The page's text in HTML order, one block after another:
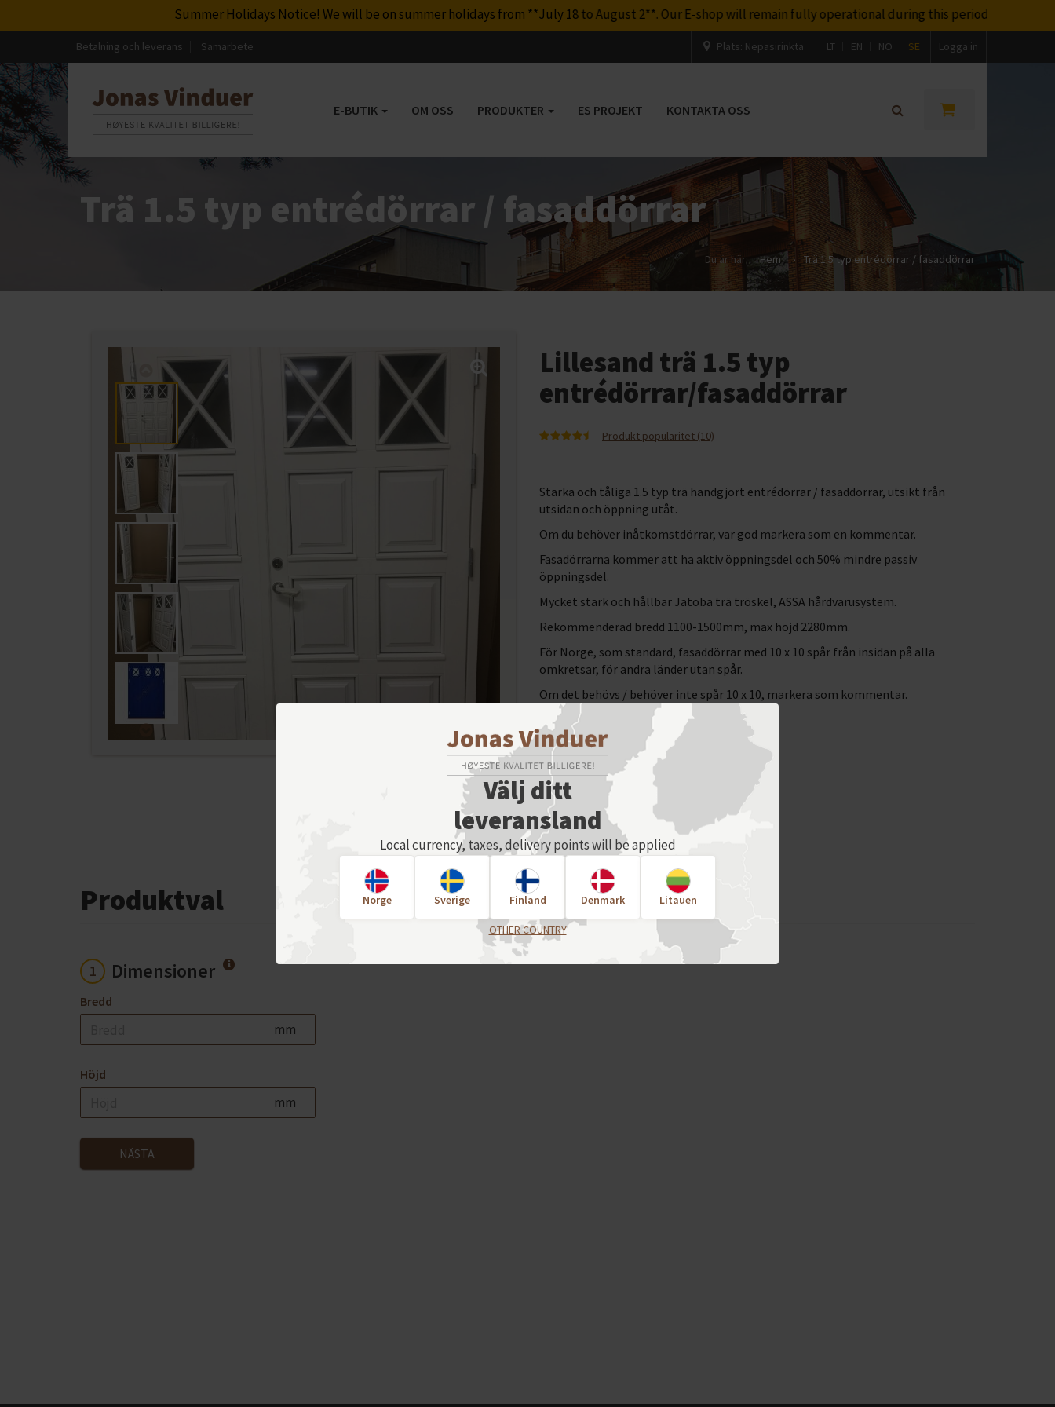
Summer Holidays Notice! We will be on summer holidays from **July 18 to August 2**. Our E-shop will remain fully operational during this period. At the
Betalning och leverans Samarbete Plats: Nepasirinkta LT EN NO SE Logga in
E-BUTIK OM OSS PRODUKTER ES PROJEKT KONTAKTA OSS
Du är här: Hem › Trä 1.5 typ entrédörrar / fasaddörrar
Trä 1.5 typ entrédörrar / fasaddörrar
Lillesand trä 1.5 typ
entrédörrar/fasaddörrar
Produkt popularitet (10)
Starka och tåliga 1.5 typ trä handgjort entrédörrar / fasaddörrar, utsikt från
utsidan och öppning utåt.
Om du behöver inåtkomstdörrar, var god markera som en kommentar.
Fasadörrarna kommer att ha aktiv öppningsdel och 50% mindre passiv
öppningsdel.
Mycket stark och hållbar Jatoba trä tröskel, ASSA hårdvarusystem.
Rekommenderad bredd 1100-1500mm, max höjd 2280mm.
För Norge, som standard, fasaddörrar med 10 x 10 spår från insidan på alla
omkretsar, för andra länder utan spår.
Om det behövs / behöver inte spår 10 x 10, markera som kommentar.
VÄLJ INSTÄLLNINGARNA
För en enskild order, var god
kontakta oss direkt!
Produktval
1 Dimensioner
Bredd
mm
Höjd
mm
NÄSTA
Välj ditt
leveransland
Local currency, taxes, delivery points will be applied
Norge Sverige Finland Denmark Litauen
OTHER COUNTRY